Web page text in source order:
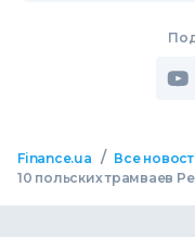
Finance.ua / Все
10 польских трамваев